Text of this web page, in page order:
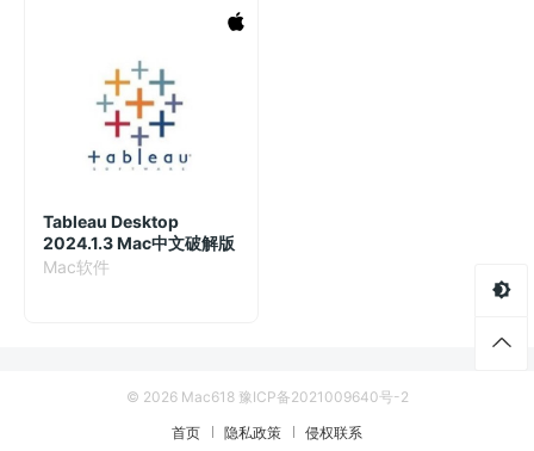
Tableau Desktop
2024.1.3 Mac中文破解版
Mac软件
© 2026 Mac618 豫ICP备2021009640号-2
首页
隐私政策 侵权联系